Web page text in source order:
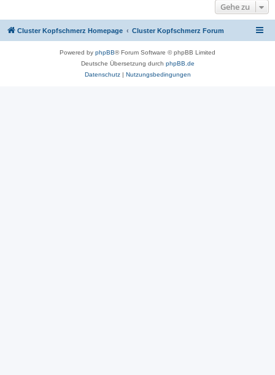
Gehe zu
Cluster Kopfschmerz Homepage Cluster Kopfschmerz Forum
Powered by phpBB® Forum Software © phpBB Limited
Deutsche Übersetzung durch phpBB.de
Datenschutz| Nutzungsbedingungen